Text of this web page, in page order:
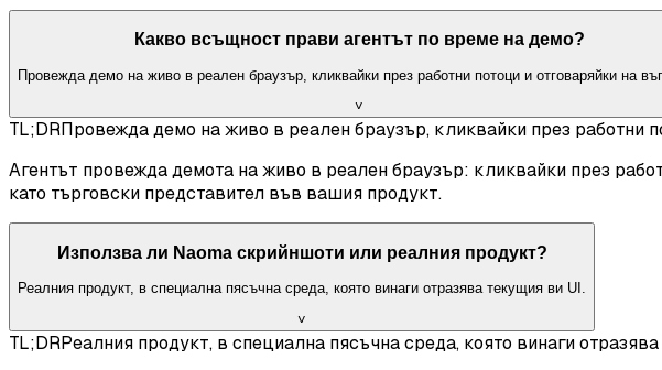
Какво всъщност прави агентът по време на демо?
Провежда демо на живо в реален браузър, кликвайки през работни потоци и отговаряйки на
˅
TL;DRПровежда демо на живо в реален браузър, кликвайки през работни
Агентът провежда демота на живо в реален браузър: кликвайки през
като търговски представител във вашия продукт.
Използва ли Naoma скрийншоти или реалния продукт?
Реалния продукт, в специална пясъчна среда, която винаги отразява текущия ви UI.
˅
TL;DRРеалния продукт, в специална пясъчна среда, която винаги